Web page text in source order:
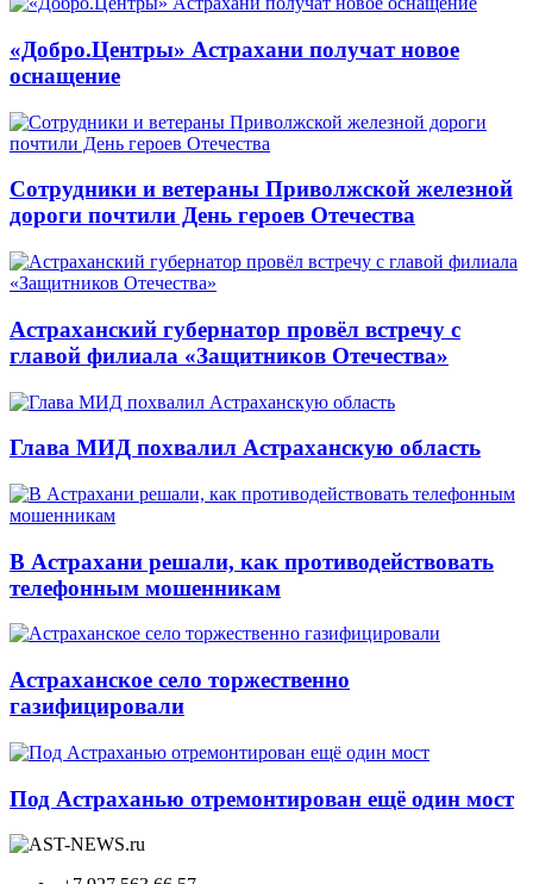
«Добро.Центры» Астрахани получат новое
оснащение
Сотрудники и ветераны Приволжской железной
дороги почтили День героев Отечества
Астраханский губернатор провёл встречу с
главой филиала «Защитников Отечества»
Глава МИД похвалил Астраханскую область
В Астрахани решали, как противодействовать
телефонным мошенникам
Астраханское село торжественно
газифицировали
Под Астраханью отремонтирован ещё один мост